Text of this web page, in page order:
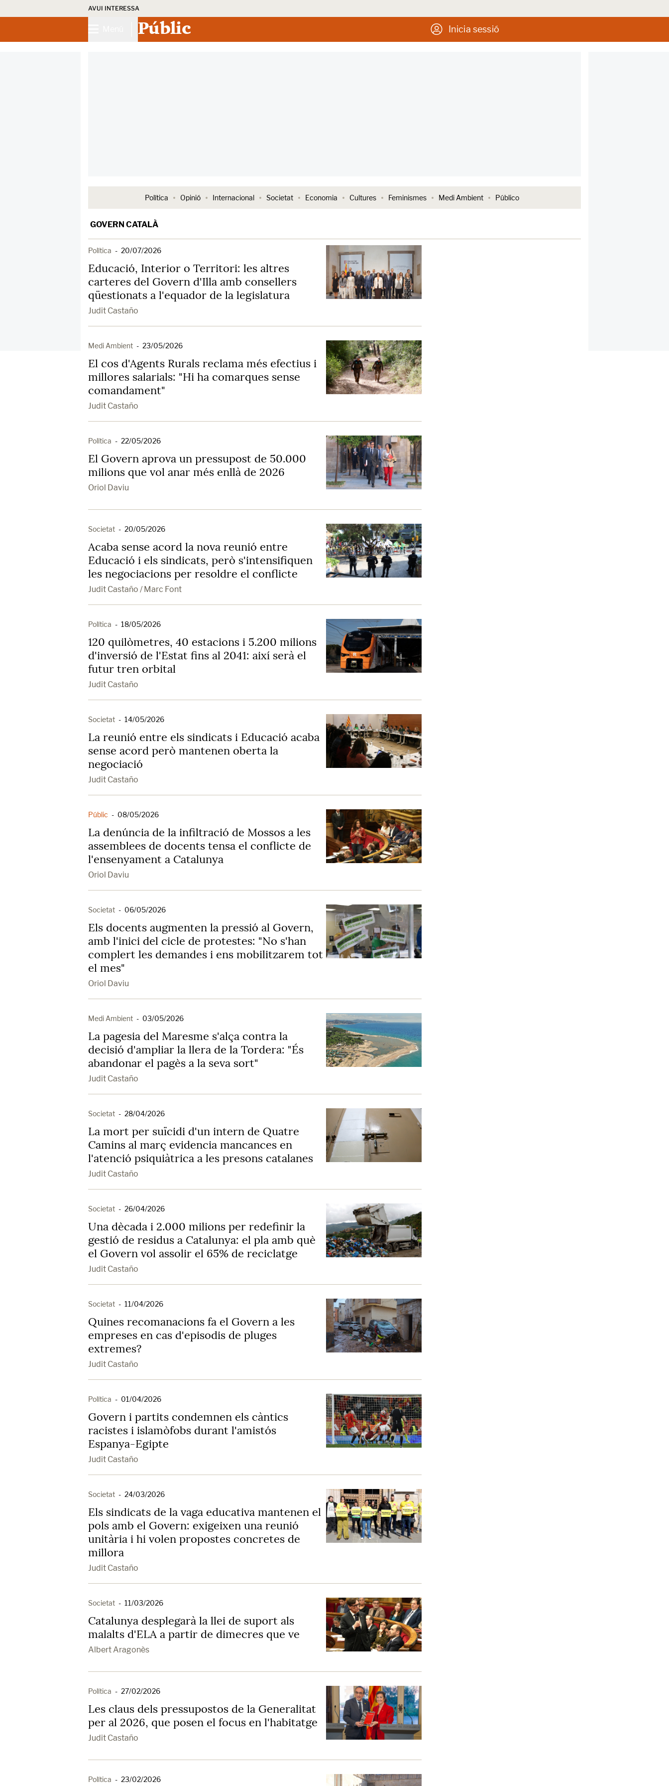
AVUI INTERESSA
Públic Inicia sessió
Política Opinió Internacional Societat Economia Cultures Feminismes Medi Ambient Público
GOVERN CATALÀ
Política - 20/07/2026
Educació, Interior o Territori: les altres
carteres del Govern d'Illa amb consellers
qüestionats a l'equador de la legislatura
Judit Castaño
Medi Ambient - 23/05/2026
El cos d'Agents Rurals reclama més efectius i
millores salarials: "Hi ha comarques sense
comandament"
Judit Castaño
Política - 22/05/2026
El Govern aprova un pressupost de 50.000
milions que vol anar més enllà de 2026
Oriol Daviu
Societat - 20/05/2026
Acaba sense acord la nova reunió entre
Educació i els sindicats, però s'intensifiquen
les negociacions per resoldre el conflicte
Judit Castaño / Marc Font
Política - 18/05/2026
120 quilòmetres, 40 estacions i 5.200 milions
d'inversió de l'Estat fins al 2041: així serà el
futur tren orbital
Judit Castaño
Societat - 14/05/2026
La reunió entre els sindicats i Educació acaba
sense acord però mantenen oberta la
negociació
Judit Castaño
Públic - 08/05/2026
La denúncia de la infiltració de Mossos a les
assemblees de docents tensa el conflicte de
l'ensenyament a Catalunya
Oriol Daviu
Societat - 06/05/2026
Els docents augmenten la pressió al Govern,
amb l'inici del cicle de protestes: "No s'han
complert les demandes i ens mobilitzarem tot
el mes"
Oriol Daviu
Medi Ambient - 03/05/2026
La pagesia del Maresme s'alça contra la
decisió d'ampliar la llera de la Tordera: "És
abandonar el pagès a la seva sort"
Judit Castaño
Societat - 28/04/2026
La mort per suïcidi d'un intern de Quatre
Camins al març evidencia mancances en
l'atenció psiquiàtrica a les presons catalanes
Judit Castaño
Societat - 26/04/2026
Una dècada i 2.000 milions per redefinir la
gestió de residus a Catalunya: el pla amb què
el Govern vol assolir el 65% de reciclatge
Judit Castaño
Societat - 11/04/2026
Quines recomanacions fa el Govern a les
empreses en cas d'episodis de pluges
extremes?
Judit Castaño
Política - 01/04/2026
Govern i partits condemnen els càntics
racistes i islamòfobs durant l'amistós
Espanya-Egipte
Judit Castaño
Societat - 24/03/2026
Els sindicats de la vaga educativa mantenen el
pols amb el Govern: exigeixen una reunió
unitària i hi volen propostes concretes de
millora
Judit Castaño
Societat - 11/03/2026
Catalunya desplegarà la llei de suport als
malalts d'ELA a partir de dimecres que ve
Albert Aragonès
Política - 27/02/2026
Les claus dels pressupostos de la Generalitat
per al 2026, que posen el focus en l'habitatge
Judit Castaño
Política - 23/02/2026